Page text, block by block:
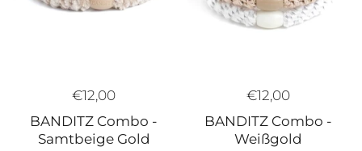
€12,00
BANDITZ Combo -
Samtbeige Gold
€12,00
BANDITZ Combo -
Weißgold